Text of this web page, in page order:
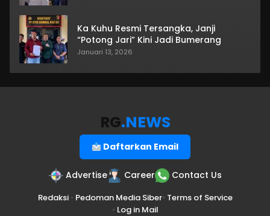
Ka Kuhu Resmi Tersangka, Janji
“Potong Jari” Kini Jadi Bumerang
Januari 13, 2026
RG.NEWS
Daftarkan Email
Advertise Career Contact Us
Redaksi• Pedoman Media Siber• Terms of Service
• Log in Mail